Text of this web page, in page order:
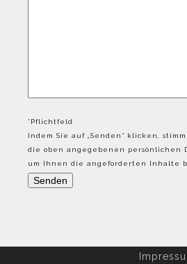
*Pflichtfeld
Indem Sie auf „Senden“ klicken,
die oben angegebenen persönlichen
um Ihnen die angeforderten Inhalte